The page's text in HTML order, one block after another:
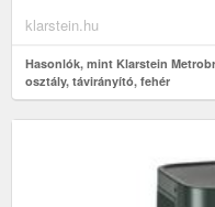
klarstein.hu
Hasonlók, mint Klarstein
osztály, távirányító, fehér